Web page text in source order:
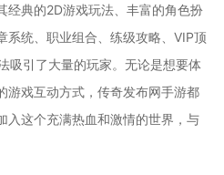
经典的2D游戏玩法、丰富的角色扮
系统、职业组合、练级攻略、VIP顶
吸引了大量的玩家。无论是想要体
游戏互动方式，传奇发布网手游都
入这个充满热血和激情的世界，与